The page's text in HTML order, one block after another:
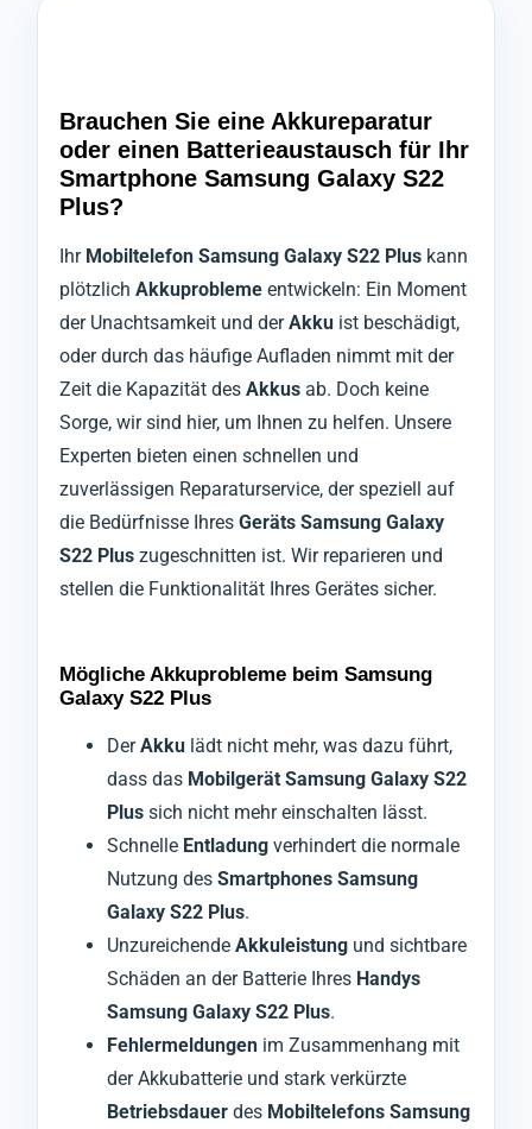
Brauchen Sie eine Akkureparatur
oder einen Batterieaustausch für Ihr
Smartphone Samsung Galaxy S22
Plus?
Ihr Mobiltelefon Samsung Galaxy S22 Plus kann
plötzlich Akkuprobleme entwickeln: Ein Moment
der Unachtsamkeit und derAkku ist beschädigt,
oder durch das häufige Aufladen nimmt mit der
Zeit die Kapazität des Akkus ab. Doch keine
Sorge, wir sind hier, um Ihnen zu helfen. Unsere
Experten bieten einen schnellen und
zuverlässigen Reparaturservice, der speziell auf
die Bedürfnisse Ihres Geräts Samsung Galaxy
S22 Plus zugeschnitten ist. Wir reparieren und
stellen die Funktionalität Ihres Gerätes sicher.
Mögliche Akkuprobleme beim Samsung
Galaxy S22 Plus
DerAkku lädt nicht mehr, was dazu führt,
dass das Mobilgerät Samsung Galaxy S22
Plus sich nicht mehr einschalten lässt.
Schnelle Entladung verhindert die normale
Nutzung des Smartphones Samsung
Galaxy S22 Plus.
Unzureichende Akkuleistung und sichtbare
Schäden an der Batterie Ihres Handys
Samsung Galaxy S22 Plus.
Fehlermeldungen im Zusammenhang mit
der Akkubatterie und stark verkürzte
Betriebsdauer des Mobiltelefons Samsung